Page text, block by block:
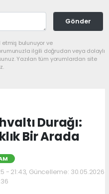
Gönder
etmiş bulunuyor ve
ilgili doğrudan veya dolaylı
Yazılan tüm yorumlardan site
Durağı:
Bir Arada
- 21:43, Güncelleme: 30.05.2026